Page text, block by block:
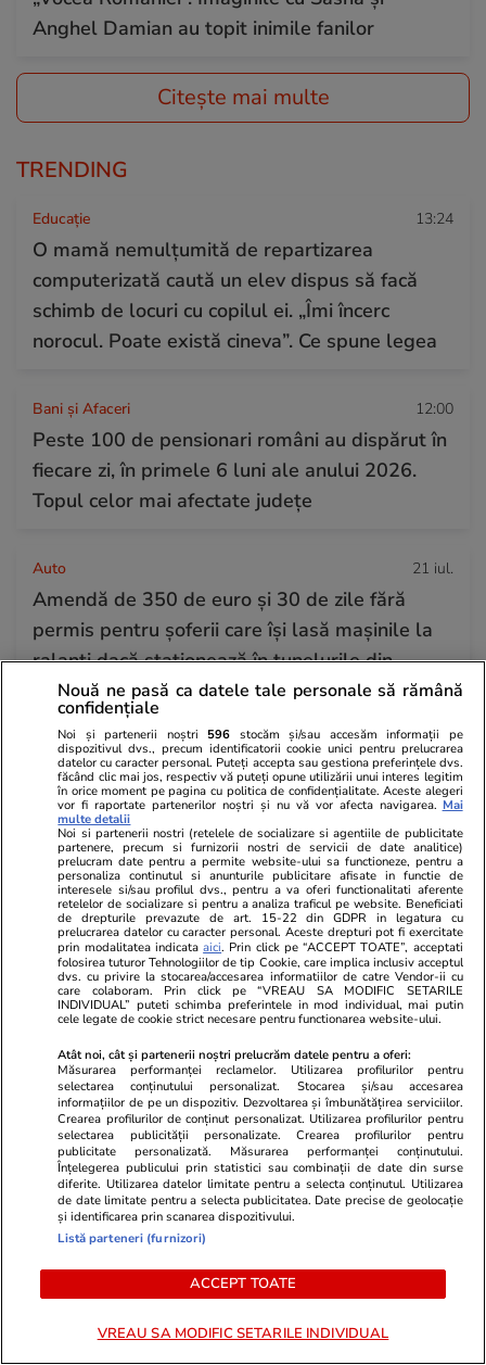
Anghel Damian au topit inimile fanilor
Citește mai multe
TRENDING
Educație 13:24
O mamă nemulțumită de repartizarea
computerizată caută un elev dispus să facă
schimb de locuri cu copilul ei. „Îmi încerc
norocul. Poate există cineva”. Ce spune legea
Bani și Afaceri 12:00
Peste 100 de pensionari români au dispărut în
fiecare zi, în primele 6 luni ale anului 2026.
Topul celor mai afectate județe
Auto 21 iul.
Amendă de 350 de euro și 30 de zile fără
permis pentru șoferii care își lasă mașinile la
ralanti dacă staționează în tunelurile din
Grecia
Stiri Mondene 12:39
Dana Rogoz a început vacanța cu trenurile prin
Europa: „Vlad mi-a mulțumit de 1.000 de ori”
Exclusiv
Vacanțe și Cultură 17:17
Cât te costă un șezlong pe plajele
din Halkidiki în vara lui 2026
Vacanțe și
Angela
1
Nouă ne pasă ca datele tale personale să rămână
confidențiale
Noi și partenerii noștri 596 stocăm și/sau accesăm informații pe
dispozitivul dvs., precum identificatorii cookie unici pentru prelucrarea
datelor cu caracter personal. Puteți accepta sau gestiona preferințele dvs.
făcând clic mai jos, respectiv vă puteți opune utilizării unui interes legitim
în orice moment pe pagina cu politica de confidențialitate. Aceste alegeri
vor fi raportate partenerilor noștri și nu vă vor afecta navigarea. Mai
multe detalii
Noi si partenerii nostri (retelele de socializare si agentiile de publicitate
partenere, precum si furnizorii nostri de servicii de date analitice)
prelucram date pentru a permite website-ului sa functioneze, pentru a
personaliza continutul si anunturile publicitare afisate in functie de
interesele si/sau profilul dvs., pentru a va oferi functionalitati aferente
retelelor de socializare si pentru a analiza traficul pe website. Beneficiati
de drepturile prevazute de art. 15-22 din GDPR in legatura cu
prelucrarea datelor cu caracter personal. Aceste drepturi pot fi exercitate
prin modalitatea indicataaici. Prin click pe “ACCEPT TOATE”, acceptati
folosirea tuturor Tehnologiilor de tip Cookie, care implica inclusiv acceptul
dvs. cu privire la stocarea/accesarea informatiilor de catre Vendor-ii cu
care colaboram. Prin click pe “VREAU SA MODIFIC SETARILE
INDIVIDUAL” puteti schimba preferintele in mod individual, mai putin
cele legate de cookie strict necesare pentru functionarea website-ului.
Atât noi, cât și partenerii noștri prelucrăm datele pentru a oferi:
Măsurarea performanței reclamelor. Utilizarea profilurilor pentru
selectarea conținutului personalizat. Stocarea și/sau accesarea
informațiilor de pe un dispozitiv. Dezvoltarea și îmbunătățirea serviciilor.
Crearea profilurilor de conținut personalizat. Utilizarea profilurilor pentru
selectarea publicității personalizate. Crearea profilurilor pentru
publicitate personalizată. Măsurarea performanței conținutului.
Înțelegerea publicului prin statistici sau combinații de date din surse
diferite. Utilizarea datelor limitate pentru a selecta conținutul. Utilizarea
de date limitate pentru a selecta publicitatea. Date precise de geolocație
și identificarea prin scanarea dispozitivului.
Listă parteneri (furnizori)
ACCEPT TOATE
VREAU SA MODIFIC SETARILE INDIVIDUAL